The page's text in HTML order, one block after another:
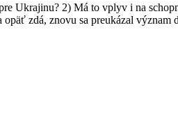
Ukrajinu? 2) Má to vplyv i na
zdá, znovu sa preukázal